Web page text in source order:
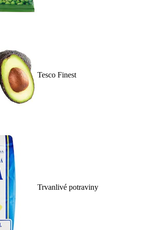
Tesco Finest
Trvanlivé potraviny